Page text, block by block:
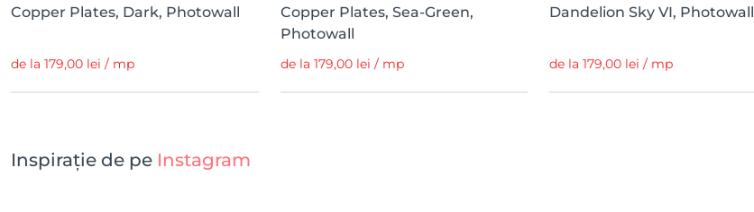
Copper Plates, Dark, Photowall
de la 179,00 lei / mp
Copper Plates, Sea-Green,
Photowall
de la 179,00 lei / mp
Dandelion Sky VI, Photowall
de la 179,00 lei / mp
Inspirație de pe Instagram